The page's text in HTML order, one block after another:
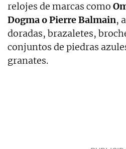
relojes de marcas como
Dogma o Pierre Balmain,
doradas, brazaletes,
conjuntos de piedras
granates.